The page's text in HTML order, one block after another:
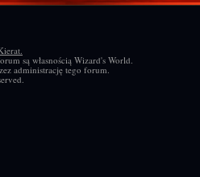
są własnością Wizard's World.
administrację tego forum.